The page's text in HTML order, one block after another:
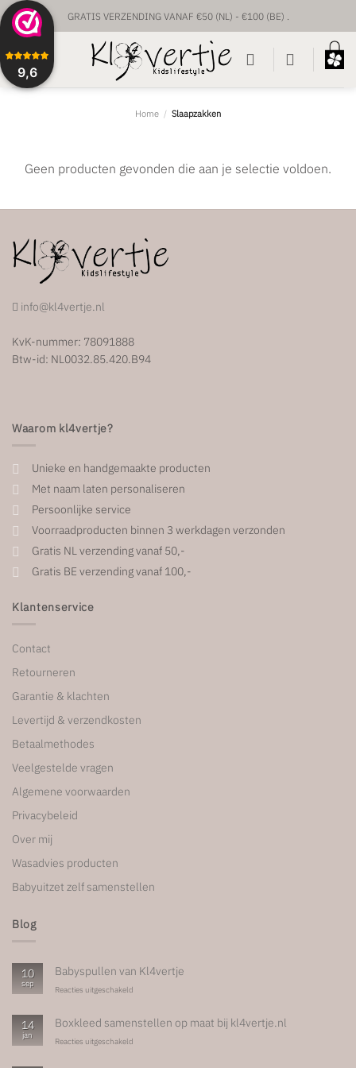
9,6
Ga
naar
inhoud
GRATIS VERZENDING VANAF €50 (NL) - €100 (BE) .
UNIEKE BABYPRODUCTEN & GEPERSONALISEERD
VOORRAAD VERZENDING BINNEN 1 TOT 2 WERKDAGEN.
CUSTUM VERZENDING BINNEN 1-2 WEKEN.
Home / Slaapzakken
Geen producten gevonden die aan je selectie voldoen.
info@kl4vertje.nl
KvK-nummer: 78091888
Btw-id: NL0032.85.420.B94
Waarom kl4vertje?
Unieke en handgemaakte producten
Met naam laten personaliseren
Persoonlijke service
Voorraadproducten binnen 3 werkdagen verzonden
Gratis NL verzending vanaf 50,-
Gratis BE verzending vanaf 100,-
Klantenservice
Contact
Retourneren
Garantie & klachten
Levertijd & verzendkosten
Betaalmethodes
Veelgestelde vragen
Algemene voorwaarden
Privacybeleid
Over mij
Wasadvies producten
Babyuitzet zelf samenstellen
Blog
10
sep
Babyspullen van Kl4vertje
Reacties uitgeschakeld
Kl4vertje
14
jan
Boxkleed samenstellen op maat bij kl4vertje.nl
Reacties uitgeschakeld